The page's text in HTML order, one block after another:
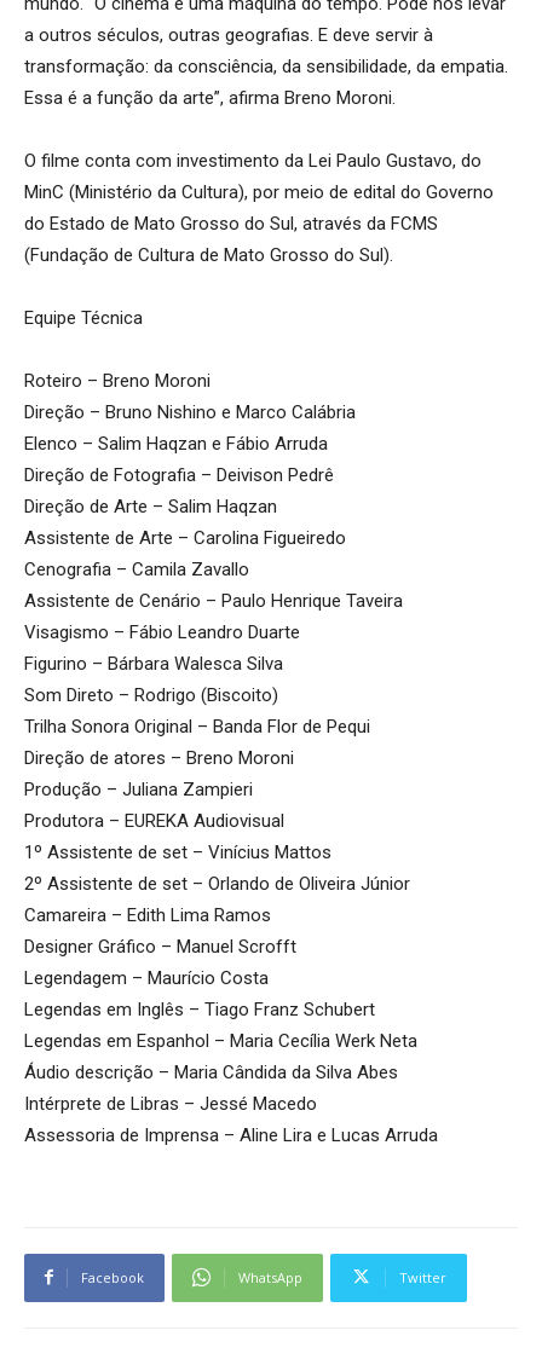
a outros séculos, outras geografias. E deve servir à
transformação: da consciência, da sensibilidade, da empatia.
Essa é a função da arte”, afirma Breno Moroni.
O filme conta com investimento da Lei Paulo Gustavo, do
MinC (Ministério da Cultura), por meio de edital do Governo
do Estado de Mato Grosso do Sul, através da FCMS
(Fundação de Cultura de Mato Grosso do Sul).
Equipe Técnica
Roteiro – Breno Moroni
Direção – Bruno Nishino e Marco Calábria
Elenco – Salim Haqzan e Fábio Arruda
Direção de Fotografia – Deivison Pedrê
Direção de Arte – Salim Haqzan
Assistente de Arte – Carolina Figueiredo
Cenografia – Camila Zavallo
Assistente de Cenário – Paulo Henrique Taveira
Visagismo – Fábio Leandro Duarte
Figurino – Bárbara Walesca Silva
Som Direto – Rodrigo (Biscoito)
Trilha Sonora Original – Banda Flor de Pequi
Direção de atores – Breno Moroni
Produção – Juliana Zampieri
Produtora – EUREKA Audiovisual
1º Assistente de set – Vinícius Mattos
2º Assistente de set – Orlando de Oliveira Júnior
Camareira – Edith Lima Ramos
Designer Gráfico – Manuel Scrofft
Legendagem – Maurício Costa
Legendas em Inglês – Tiago Franz Schubert
Legendas em Espanhol – Maria Cecília Werk Neta
Áudio descrição – Maria Cândida da Silva Abes
Intérprete de Libras – Jessé Macedo
Assessoria de Imprensa – Aline Lira e Lucas Arruda
Facebook WhatsApp Twitter